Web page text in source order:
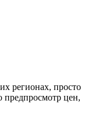
регионах, просто
предпросмотр цен,